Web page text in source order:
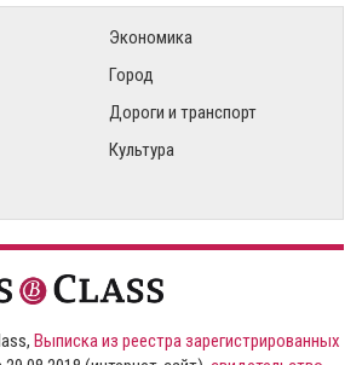
Экономика
Город
Дороги и транспорт
Культура
Выписка из реестра зарегистрированных